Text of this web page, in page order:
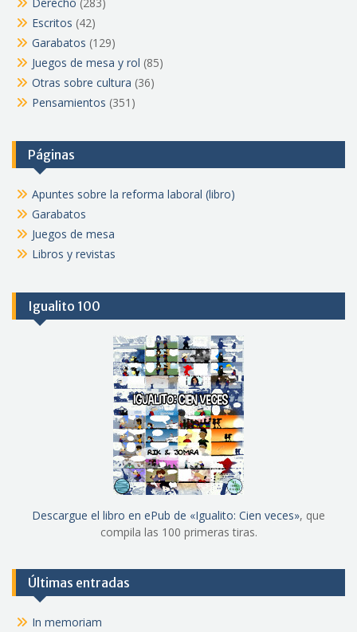
Escritos (42)
Garabatos (129)
Juegos de mesa y rol (85)
Otras sobre cultura (36)
Pensamientos (351)
Páginas
Apuntes sobre la reforma laboral (libro)
Garabatos
Juegos de mesa
Libros y revistas
Igualito 100
Descargue el libro en ePub de «Igualito: Cien veces», que
compila las 100 primeras tiras.
Últimas entradas
In memoriam